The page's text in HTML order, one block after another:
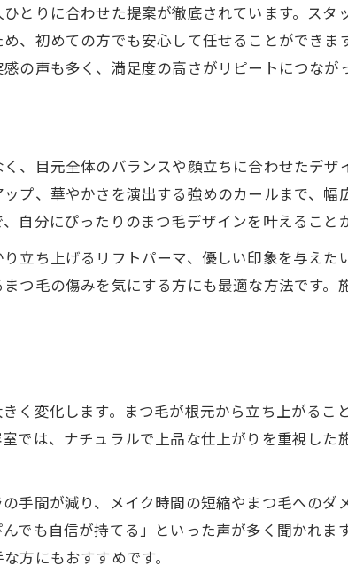
容室で実現するダメージレスなまつ毛美
つ毛パーマが美容室で選ばれる理由を解説
室ならではの韓国風まつ毛パーマ特集
術力の高い美容室のまつ毛アレンジ術
室で叶うトータルビューティー体験
とりに合わせた提案が徹底されています。ス
、初めての方でも安心して任せることができ
の声も多く、満足度の高さがリピートにつなが
、目元全体のバランスや顔立ちに合わせたデザ
プ、華やかさを演出する強めのカールまで、幅
自分にぴったりのまつ毛デザインを叶えること
立ち上げるリフトパーマ、優しい印象を与えた
つ毛の傷みを気にする方にも最適な方法です
く変化します。まつ毛が根元から立ち上がるこ
では、ナチュラルで上品な仕上がりを重視した
手間が減り、メイク時間の短縮やまつ毛へのダ
でも自信が持てる」といった声が多く聞かれま
方にもおすすめです。